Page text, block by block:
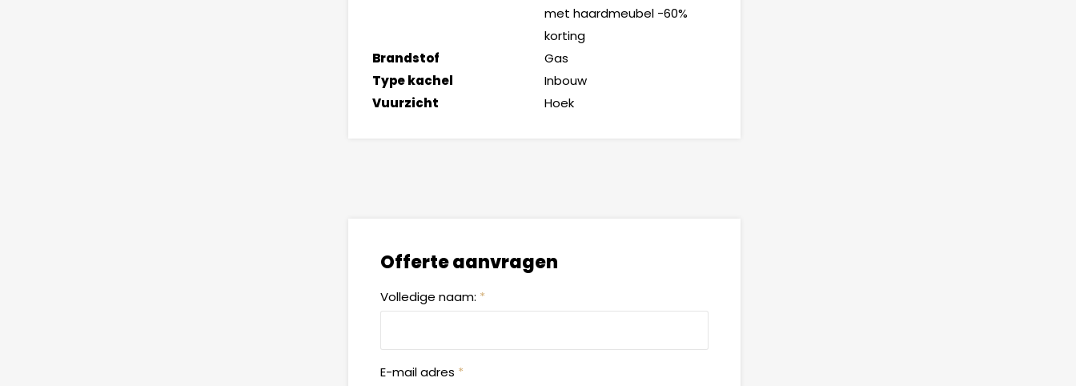
met haardmeubel -60%
korting
Brandstof
Gas
Type kachel
Inbouw
Vuurzicht
Hoek
Offerte aanvragen
Volledige naam: *
E-mail adres *